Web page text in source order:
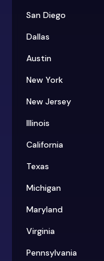
San Diego
Dallas
Austin
New York
New Jersey
Illinois
California
Texas
Michigan
Maryland
Virginia
Pennsylvania